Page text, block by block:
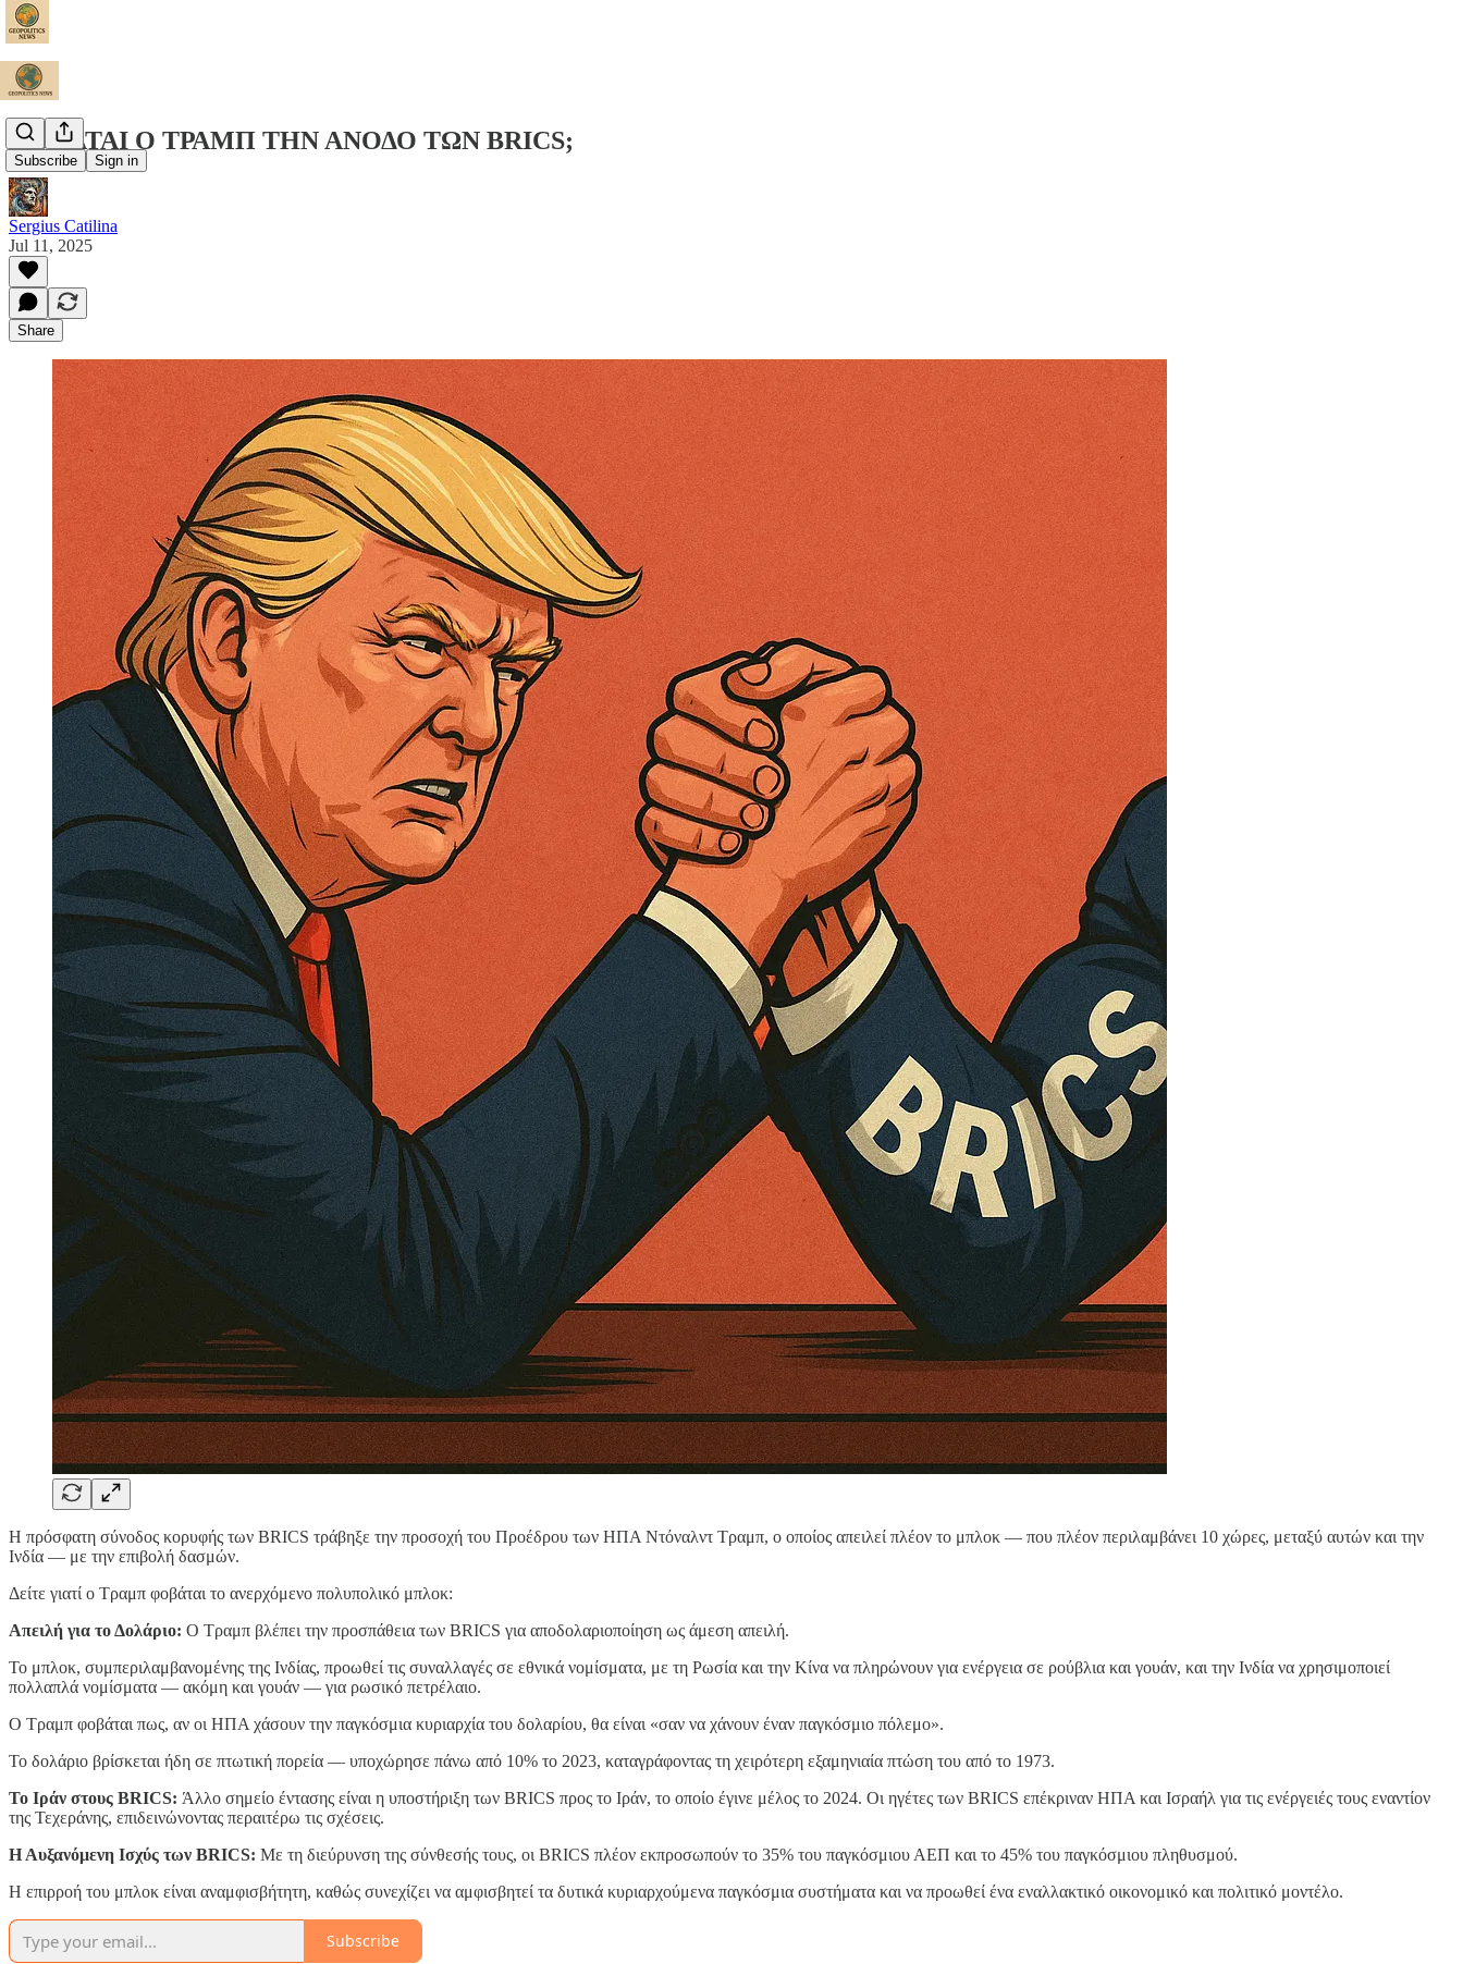
Subscribe Sign in
ΦΟΒΑΤΑΙ Ο ΤΡΑΜΠ ΤΗΝ ΑΝΟΔΟ ΤΩΝ BRICS;
Sergius Catilina
Jul 11, 2025
Share
Η πρόσφατη σύνοδος κορυφής των BRICS τράβηξε την προσοχή του Προέδρου των ΗΠΑ Ντόναλντ Τραμπ, ο οποίος απειλεί πλέον το μπλοκ — που πλέον περιλαμβάνει 10 χώρες, μεταξύ αυτών και την
Ινδία — με την επιβολή δασμών.
Δείτε γιατί ο Τραμπ φοβάται το ανερχόμενο πολυπολικό μπλοκ:
Απειλή για το Δολάριο: Ο Τραμπ βλέπει την προσπάθεια των BRICS για αποδολαριοποίηση ως άμεση απειλή.
Το μπλοκ, συμπεριλαμβανομένης της Ινδίας, προωθεί τις συναλλαγές σε εθνικά νομίσματα, με τη Ρωσία και την Κίνα να πληρώνουν για ενέργεια σε ρούβλια και γουάν, και την Ινδία να χρησιμοποιεί
πολλαπλά νομίσματα — ακόμη και γουάν — για ρωσικό πετρέλαιο.
Ο Τραμπ φοβάται πως, αν οι ΗΠΑ χάσουν την παγκόσμια κυριαρχία του δολαρίου, θα είναι «σαν να χάνουν έναν παγκόσμιο πόλεμο».
Το δολάριο βρίσκεται ήδη σε πτωτική πορεία — υποχώρησε πάνω από 10% το 2023, καταγράφοντας τη χειρότερη εξαμηνιαία πτώση του από το 1973.
Το Ιράν στους BRICS: Άλλο σημείο έντασης είναι η υποστήριξη των BRICS προς το Ιράν, το οποίο έγινε μέλος το 2024. Οι ηγέτες των BRICS επέκριναν ΗΠΑ και Ισραήλ για τις ενέργειές τους εναντίον
της Τεχεράνης, επιδεινώνοντας περαιτέρω τις σχέσεις.
Η Αυξανόμενη Ισχύς των BRICS: Με τη διεύρυνση της σύνθεσής τους, οι BRICS πλέον εκπροσωπούν το 35% του παγκόσμιου ΑΕΠ και το 45% του παγκόσμιου πληθυσμού.
Η επιρροή του μπλοκ είναι αναμφισβήτητη, καθώς συνεχίζει να αμφισβητεί τα δυτικά κυριαρχούμενα παγκόσμια συστήματα και να προωθεί ένα εναλλακτικό οικονομικό και πολιτικό μοντέλο.
Subscribe